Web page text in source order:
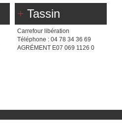
Tassin
Carrefour libération
Téléphone : 04 78 34 36 69
AGRÉMENT E07 069 1126 0